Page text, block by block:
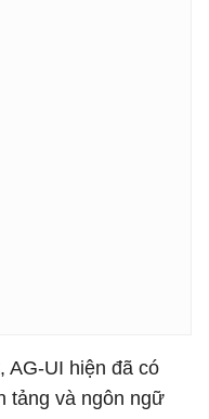
AG-UI hiện đã có
tảng và ngôn ngữ